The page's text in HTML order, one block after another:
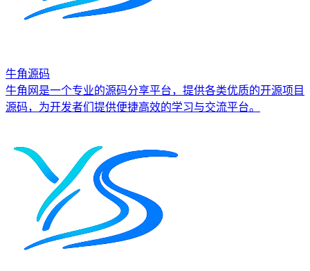
牛角源码
牛角网是一个专业的源码分享平台，提供各类优质的开源项目
源码，为开发者们提供便捷高效的学习与交流平台。